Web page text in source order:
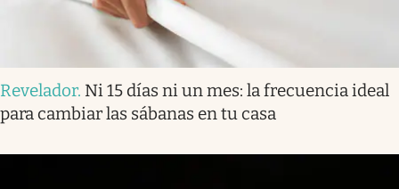
Revelador. Ni 15 días ni un mes: la frecuencia ideal
para cambiar las sábanas en tu casa